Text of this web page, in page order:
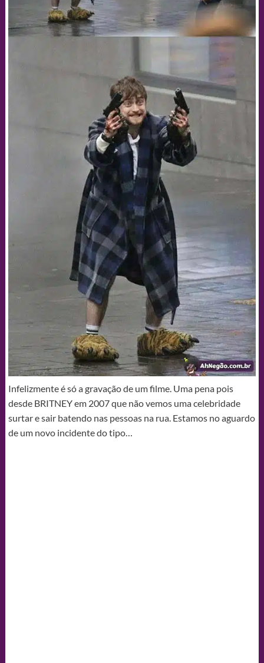
Infelizmente é só a gravação de um filme. Uma pena pois
desde BRITNEY em 2007 que não vemos uma celebridade
surtar e sair batendo nas pessoas na rua. Estamos no aguardo
de um novo incidente do tipo…